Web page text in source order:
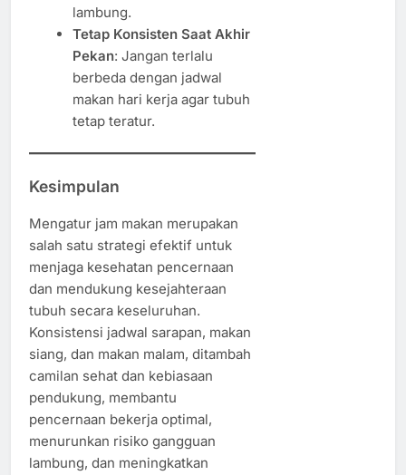
lambung.
Tetap Konsisten Saat Akhir
Pekan: Jangan terlalu
berbeda dengan jadwal
makan hari kerja agar tubuh
tetap teratur.
Kesimpulan
Mengatur jam makan merupakan
salah satu strategi efektif untuk
menjaga kesehatan pencernaan
dan mendukung kesejahteraan
tubuh secara keseluruhan.
Konsistensi jadwal sarapan, makan
siang, dan makan malam, ditambah
camilan sehat dan kebiasaan
pendukung, membantu
pencernaan bekerja optimal,
menurunkan risiko gangguan
lambung, dan meningkatkan